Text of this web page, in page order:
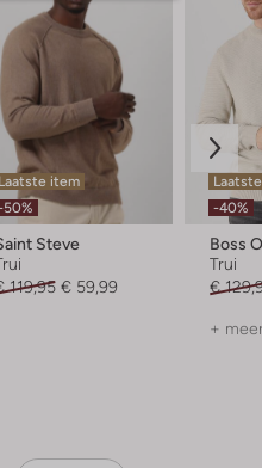
Laatste item
50%
Steve
119,95 € 59,99
-40%
Boss
Trui
€
+